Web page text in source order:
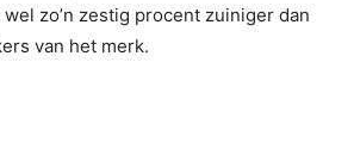
zo’n zestig procent zuiniger dan
van het merk.